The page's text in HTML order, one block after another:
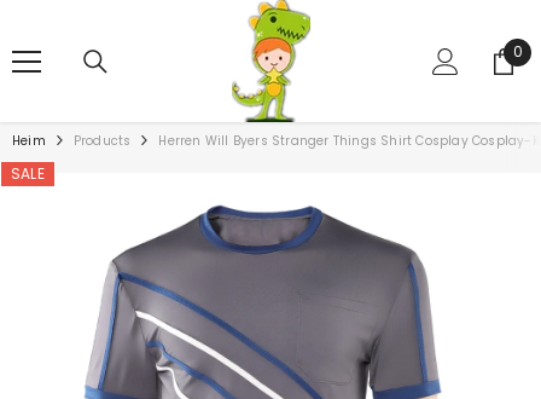
0
0
Heim Products Herren Will Byers Stranger Things Shirt Cosplay
SALE